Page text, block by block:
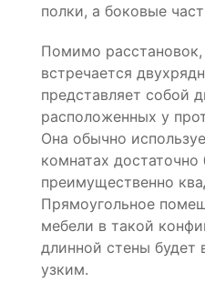
полки, а боковые
Помимо
встречается
представляет собой
расположенных у
Она обычно
комнатах
преимущественно
Прямоугольное
мебели в такой
длинной стены будет
узким.